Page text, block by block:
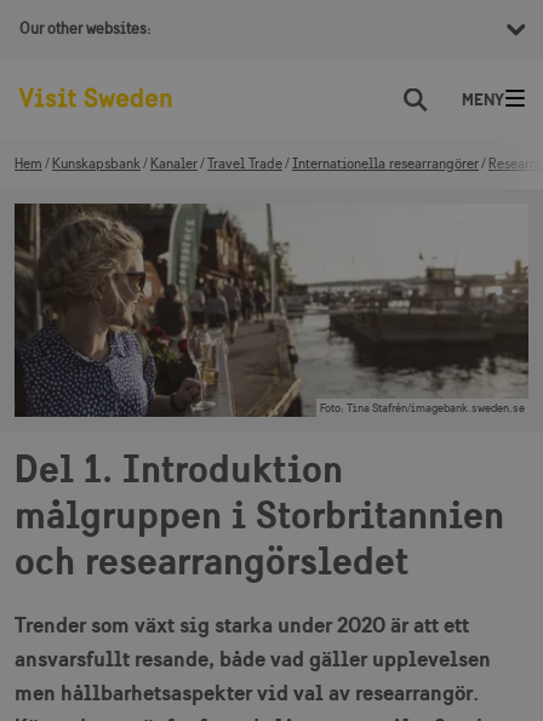
Our other websites:
Sök
Hem Kunskapsbank Kanaler Travel Trade Internationella researrangörer
Foto: Tina Stafrén/imagebank.sweden.se
Del 1. Introduktion
målgruppen i Storbritannien
och researrangörsledet
Trender som växt sig starka under 2020 är att ett
ansvarsfullt resande, både vad gäller upplevelsen
men hållbarhetsaspekter vid val av researrangör.